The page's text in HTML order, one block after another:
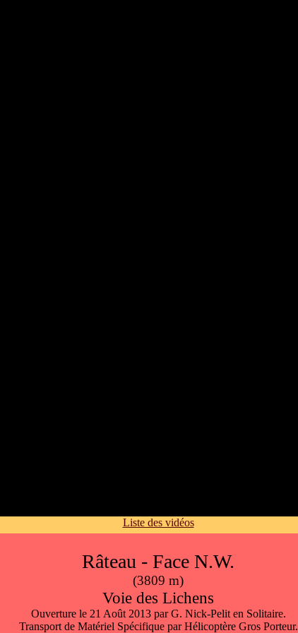
Liste des vidéos
Râteau - Face N.W.
(3809 m)
Voie des Lichens
Ouverture le 21 Août 2013 par G. Nick-Pelit en Solitaire.
Transport de Matériel Spécifique par Hélicoptère Gros Porteur.